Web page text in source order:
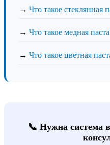
→ Что такое стеклянная
→ Что такое медная
→ Что такое цветная
📞 Нужна система